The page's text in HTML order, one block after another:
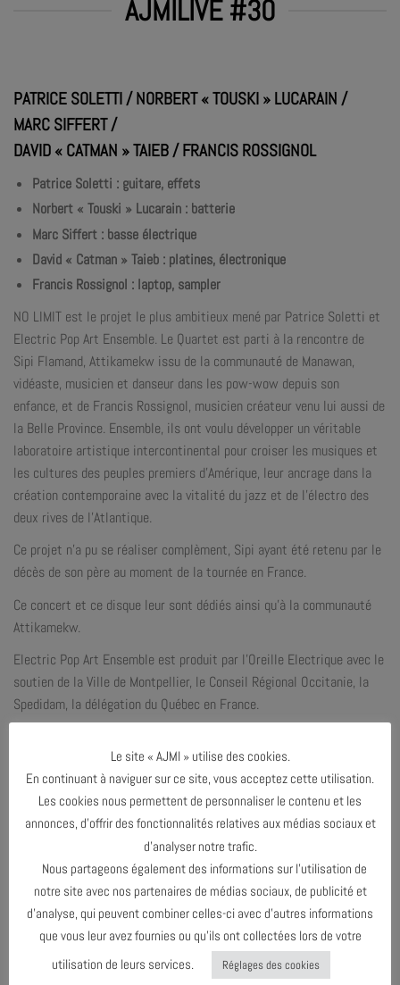
AJMILIVE #30
PATRICE SOLETTI / NORBERT « TOUSKI » LUCARAIN /
MARC SIFFERT /
DAVID « CATMAN » TAIEB / FRANCIS ROSSIGNOL
Patrice Soletti : guitare, effets
Norbert « Touski » Lucarain : batterie
Marc Siffert : basse électrique
David « Catman » Taieb : platines, électronique
Francis Rossignol : laptop, sampler
NO LIMIT est le projet le plus ambitieux mené par Patrice Soletti et
Electric Pop Art Ensemble. Le Quartet est parti à la rencontre de
Sipi Flamand, Attikamekw issu de la communauté de Manawan,
vidéaste, musicien et danseur dans les pow-wow depuis son
enfance, et de Francis Rossignol, musicien créateur venu lui aussi de
la Belle Province. Ensemble, ils ont voulu développer un véritable
laboratoire artistique intercontinental pour croiser les musiques et
les cultures des peuples premiers d’Amérique, leur ancrage dans la
création contemporaine avec la vitalité du jazz et de l’électro des
deux rives de l’Atlantique.
Ce projet n’a pu se réaliser complèment, Sipi ayant été retenu par le
décès de son père au moment de la tournée en France.
Ce concert et ce disque leur sont dédiés ainsi qu’à la communauté
Attikamekw.
Electric Pop Art Ensemble est produit par l’Oreille Electrique avec le
soutien de la Ville de Montpellier, le Conseil Régional Occitanie, la
Spedidam, la délégation du Québec en France.
Prise de son, mixage & mastering :Bruno Levée, AV2R
Distribué par:Absilone
Didier Mazellier
Le site « AJMI » utilise des cookies.
En continuant à naviguer sur ce site, vous acceptez cette utilisation.
Les cookies nous permettent de personnaliser le contenu et les
annonces, d’offrir des fonctionnalités relatives aux médias sociaux et
d’analyser notre trafic.
Nous partageons également des informations sur l’utilisation de
notre site avec nos partenaires de médias sociaux, de publicité et
d’analyse, qui peuvent combiner celles-ci avec d’autres informations
que vous leur avez fournies ou qu’ils ont collectées lors de votre
utilisation de leurs services.
Réglages des cookies